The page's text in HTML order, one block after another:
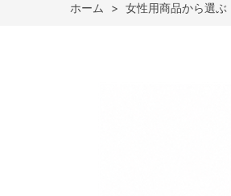
ホーム
> 女性用商品から選ぶ